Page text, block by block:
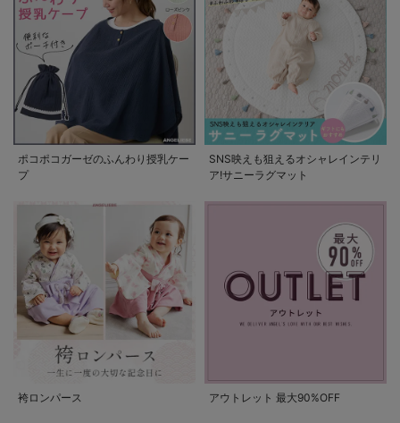
ポコポコガーゼのふんわり授乳ケー
プ
SNS映えも狙えるオシャレインテリ
ア!サニーラグマット
袴ロンパース アウトレット 最大90%OFF